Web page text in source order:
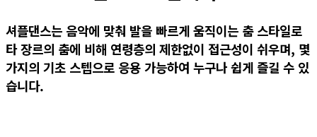
셔플댄스는 음악에 맞춰 발을 빠르게 움직이는 춤 스타일로
타 장르의 춤에 비해 연령층의 제한없이 접근성이 쉬우며, 몇
가지의 기초 스텝으로 응용 가능하여 누구나 쉽게 즐길 수 있
습니다.